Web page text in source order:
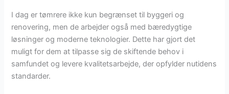
I dag er tømrere ikke kun begrænset til byggeri og
renovering, men de arbejder også med bæredygtige
løsninger og moderne teknologier. Dette har gjort det
muligt for dem at tilpasse sig de skiftende behov i
samfundet og levere kvalitetsarbejde, der opfylder nutidens
standarder.